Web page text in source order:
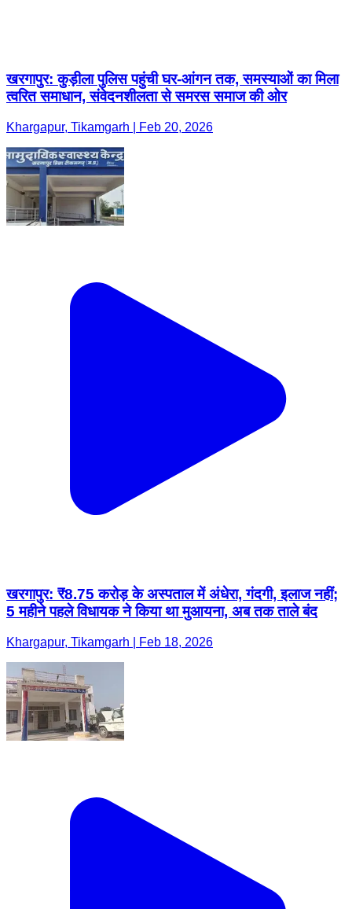
खरगापुर: कुड़ीला पुलिस पहुंची घर-आंगन तक, समस्याओं का मिला
त्वरित समाधान, संवेदनशीलता से समरस समाज की ओर
Khargapur, Tikamgarh | Feb 20, 2026
खरगापुर: ₹8.75 करोड़ के अस्पताल में अंधेरा, गंदगी, इलाज नहीं;
5 महीने पहले विधायक ने किया था मुआयना, अब तक ताले बंद
Khargapur, Tikamgarh | Feb 18, 2026